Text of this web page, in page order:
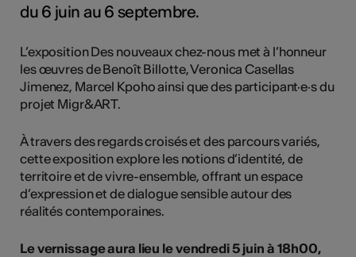
du 6 juin au 6 septembre.
L’exposition Des nouveaux chez-nous met à l’honneur
les œuvres de Benoît Billotte, Veronica Casellas
Jimenez, Marcel Kpoho ainsi que des participant·e·s du
projet Migr&ART.
À travers des regards croisés et des parcours variés,
cette exposition explore les notions d’identité, de
territoire et de vivre-ensemble, offrant un espace
d’expression et de dialogue sensible autour des
réalités contemporaines.
Le vernissage aura lieu le vendredi 5 juin à 18h00,